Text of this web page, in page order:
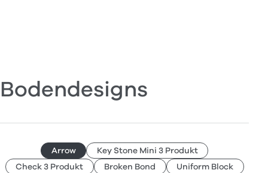
Bodendesigns
Arrow
Key Stone Mini 3 Produkt
Check 3 Produkt
Broken Bond Uniform Block